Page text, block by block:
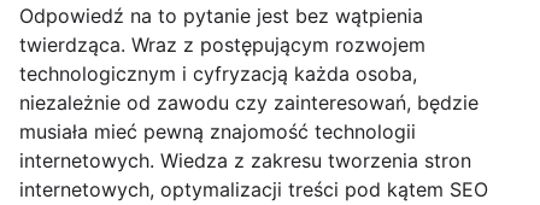
Odpowiedź na to pytanie jest bez wątpienia
twierdząca. Wraz z postępującym rozwojem
technologicznym i cyfryzacją każda osoba,
niezależnie od zawodu czy zainteresowań, będzie
musiała mieć pewną znajomość technologii
internetowych. Wiedza z zakresu tworzenia stron
internetowych, optymalizacji treści pod kątem SEO